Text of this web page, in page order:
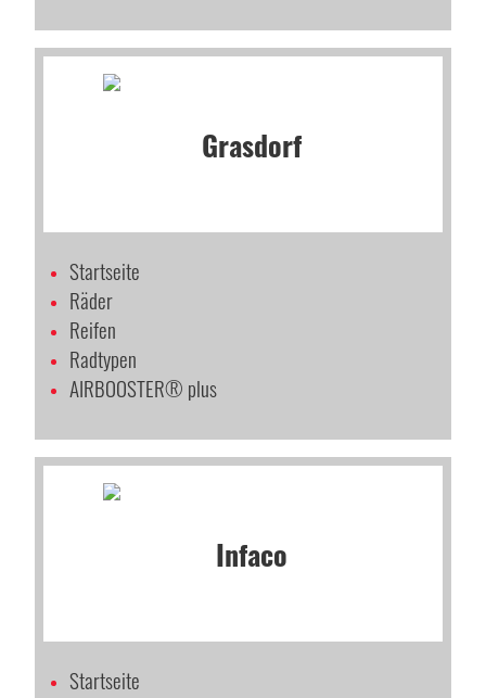
Startseite
Räder
Reifen
Radtypen
AIRBOOSTER® plus
Startseite